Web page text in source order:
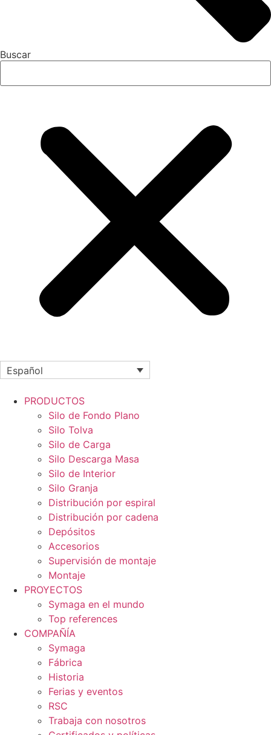
Buscar
Español
PRODUCTOS
Silo de Fondo Plano
Silo Tolva
Silo de Carga
Silo Descarga Masa
Silo de Interior
Silo Granja
Distribución por espiral
Distribución por cadena
Depósitos
Accesorios
Supervisión de montaje
Montaje
PROYECTOS
Symaga en el mundo
Top references
COMPAÑÍA
Symaga
Fábrica
Historia
Ferias y eventos
RSC
Trabaja con nosotros